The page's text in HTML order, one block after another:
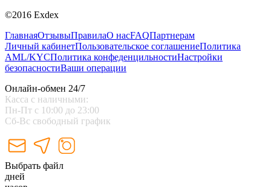
©2016 Exdex
ГлавнаяОтзывыПравилаО насFAQПартнерам
Личный кабинетПользовательское соглашениеПолитика
AML/KYCПолитика конфеденцильностиНастройки
безопасностиВаши операции
Онлайн-обмен 24/7
Касса с наличными:
Пн-Пт с 10:00 до 23:00
Сб-Вс свободный график
Выбрать файл
дней